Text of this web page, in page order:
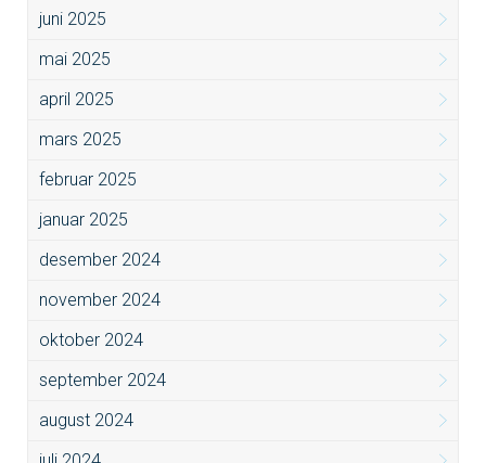
juni 2025
mai 2025
april 2025
mars 2025
februar 2025
januar 2025
desember 2024
november 2024
oktober 2024
september 2024
august 2024